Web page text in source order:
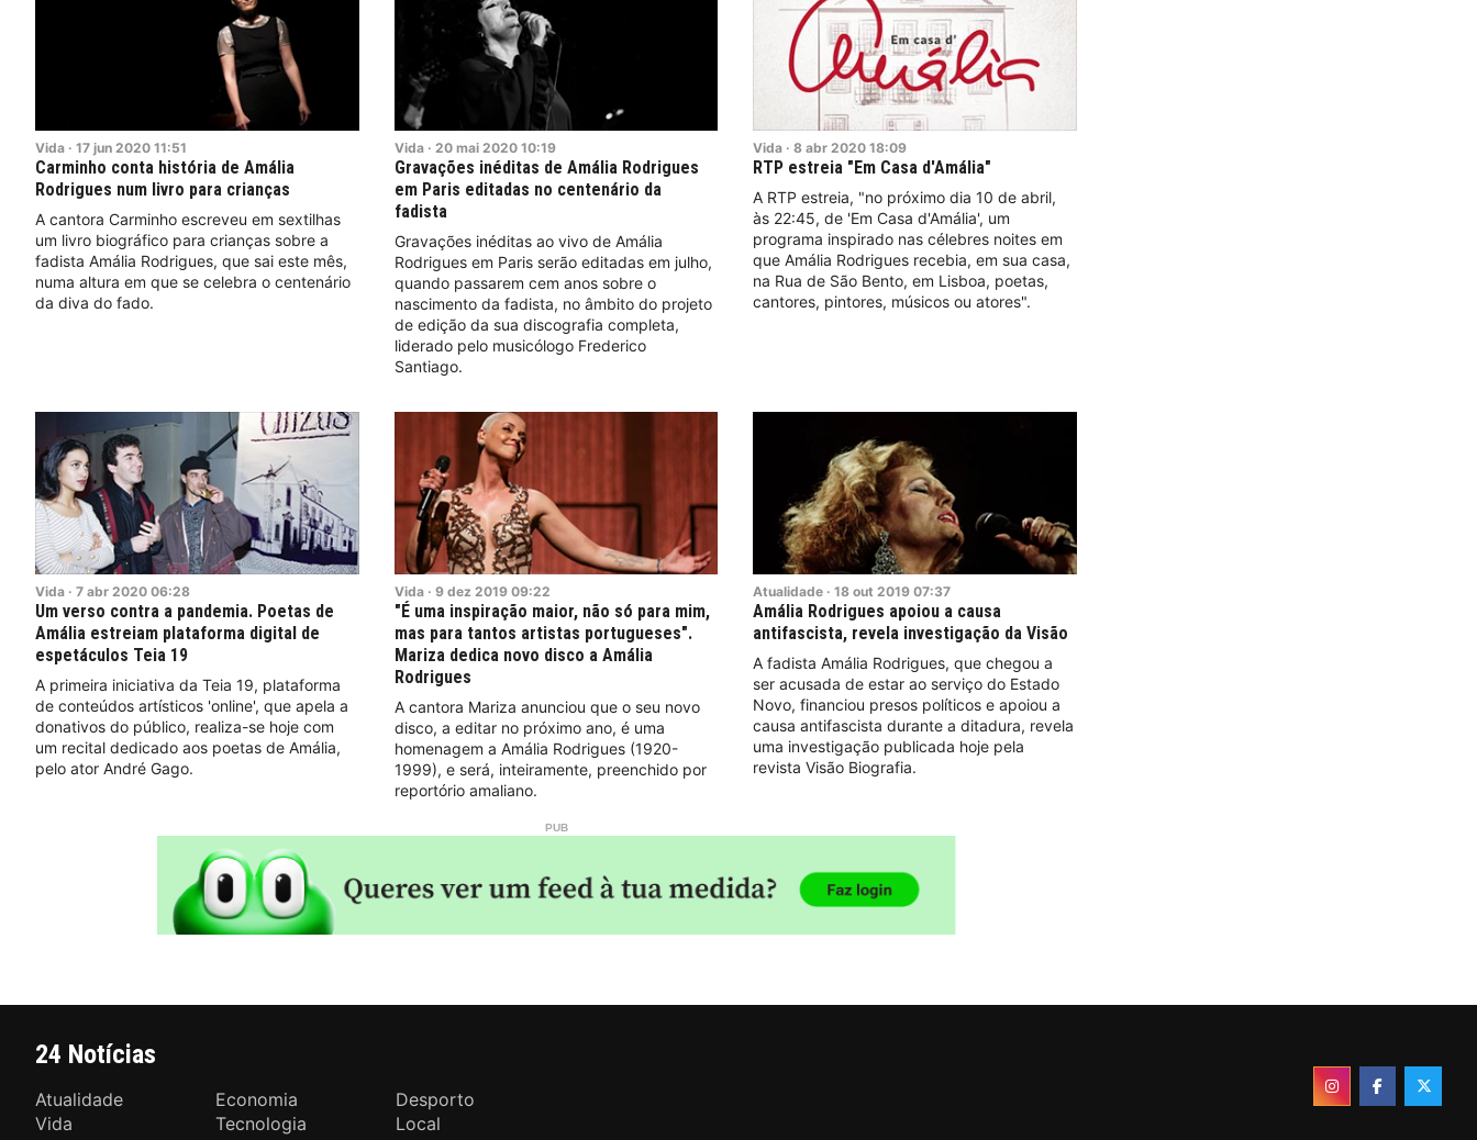
Vida · 17 jun 2020 11:51
Carminho conta história de Amália
Rodrigues num livro para crianças
A cantora Carminho escreveu em sextilhas
um livro biográfico para crianças sobre a
fadista Amália Rodrigues, que sai este mês,
numa altura em que se celebra o centenário
da diva do fado.
Vida · 20 mai 2020 10:19
Gravações inéditas de Amália Rodrigues
em Paris editadas no centenário da
fadista
Gravações inéditas ao vivo de Amália
Rodrigues em Paris serão editadas em julho,
quando passarem cem anos sobre o
nascimento da fadista, no âmbito do projeto
de edição da sua discografia completa,
liderado pelo musicólogo Frederico
Santiago.
Vida · 8 abr 2020 18:09
RTP estreia "Em Casa d'Amália"
A RTP estreia, "no próximo dia 10 de abril,
às 22:45, de 'Em Casa d'Amália', um
programa inspirado nas célebres noites em
que Amália Rodrigues recebia, em sua casa,
na Rua de São Bento, em Lisboa, poetas,
cantores, pintores, músicos ou atores".
Vida · 7 abr 2020 06:28
Um verso contra a pandemia. Poetas de
Amália estreiam plataforma digital de
espetáculos Teia 19
A primeira iniciativa da Teia 19, plataforma
de conteúdos artísticos 'online', que apela a
donativos do público, realiza-se hoje com
um recital dedicado aos poetas de Amália,
pelo ator André Gago.
Vida · 9 dez 2019 09:22
"É uma inspiração maior, não só para mim,
mas para tantos artistas portugueses".
Mariza dedica novo disco a Amália
Rodrigues
A cantora Mariza anunciou que o seu novo
disco, a editar no próximo ano, é uma
homenagem a Amália Rodrigues (1920-
1999), e será, inteiramente, preenchido por
reportório amaliano.
Atualidade · 18 out 2019 07:37
Amália Rodrigues apoiou a causa
antifascista, revela investigação da Visão
A fadista Amália Rodrigues, que chegou a
ser acusada de estar ao serviço do Estado
Novo, financiou presos políticos e apoiou a
causa antifascista durante a ditadura, revela
uma investigação publicada hoje pela
revista Visão Biografia.
24 Notícias
Atualidade Economia
Desporto
Vida
Tecnologia
Local